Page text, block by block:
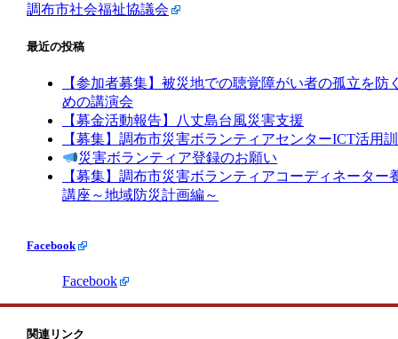
調布市社会福祉協議会
最近の投稿
【参加者募集】被災地での聴覚障がい者の孤立を防
めの講演会
【募金活動報告】八丈島台風災害支援
【募集】調布市災害ボランティアセンターICT活用
災害ボランティア登録のお願い
【募集】調布市災害ボランティアコーディネーター
講座～地域防災計画編～
Facebook
Facebook
関連リンク